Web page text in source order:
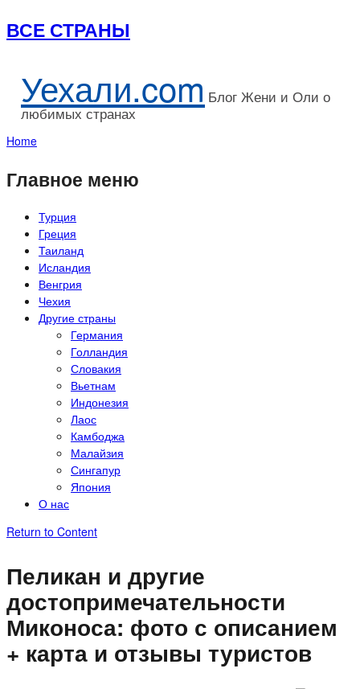
ВСЕ СТРАНЫ
Уехали.com Блог Жени и Оли о
любимых странах
Home
Главное меню
Турция
Греция
Таиланд
Исландия
Венгрия
Чехия
Другие страны
Германия
Голландия
Словакия
Вьетнам
Индонезия
Лаос
Камбоджа
Малайзия
Сингапур
Япония
О нас
Return to Content
Пеликан и другие
достопримечательности
Миконоса: фото с описанием
+ карта и отзывы туристов